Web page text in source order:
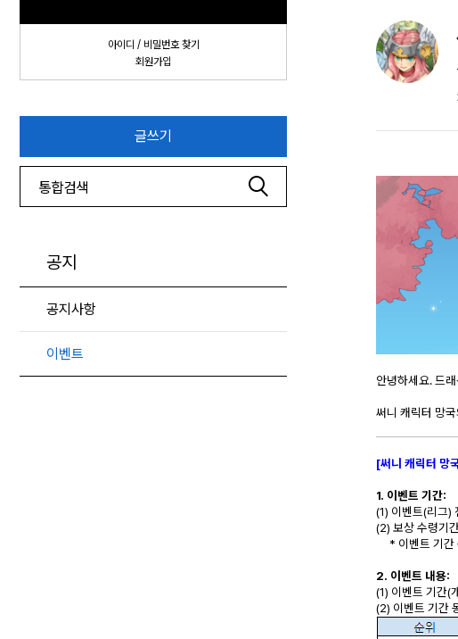
아이디 / 비밀번호 찾기
회원가입
글쓰기
공지
공지사항
이벤트
안녕하세요. 드
써니 캐릭터 망
[써니 캐릭터 망
1. 이벤트 기간:
(1) 이벤트(리그
(2) 보상 수령기
* 이벤트 기간
2. 이벤트 내용:
(1) 이벤트 기간(
(2) 이벤트 기간